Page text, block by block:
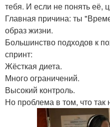
тебя. И если не понять её,
Главная причина: ты
образ жизни.
Большинство подходов к
спринт:
Жёсткая диета.
Много ограничений.
Высокий контроль.
Но проблема в том, что так